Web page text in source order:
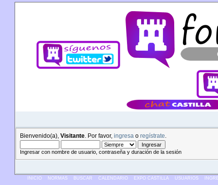
Bienvenido(a), Visitante . Por favor, ingresa o regístrate
Ingresar con nombre de usuario, contraseña y duración de la sesión
INICIO NORMAS BUSCAR CALENDARIO EXPO CASTILLA USUARIOS